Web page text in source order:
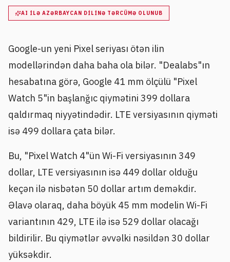
AI ILƏ AZƏRBAYCAN DILINƏ TƏRCÜMƏ OLUNUB
Google-un yeni Pixel seriyası ötən ilin
modellərindən daha baha ola bilər. "Dealabs"ın
hesabatına görə, Google 41 mm ölçülü "Pixel
Watch 5"in başlanğıc qiymətini 399 dollara
qaldırmaq niyyətindədir. LTE versiyasının qiyməti
isə 499 dollara çata bilər.
Bu, "Pixel Watch 4"ün Wi-Fi versiyasının 349
dollar, LTE versiyasının isə 449 dollar olduğu
keçən ilə nisbətən 50 dollar artım deməkdir.
Əlavə olaraq, daha böyük 45 mm modelin Wi-Fi
variantının 429, LTE ilə isə 529 dollar olacağı
bildirilir. Bu qiymətlər əvvəlki nəsildən 30 dollar
yüksəkdir.